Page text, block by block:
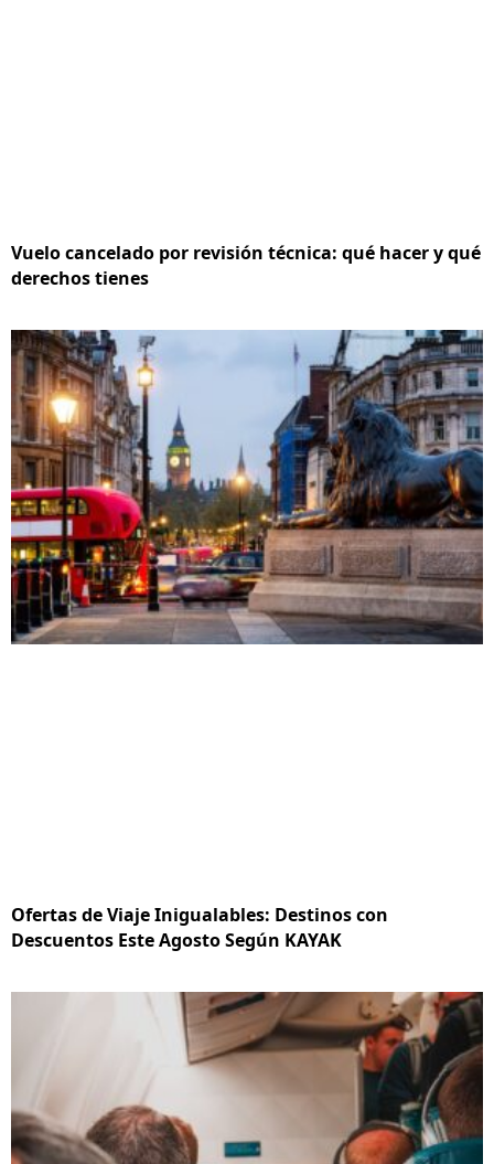
Vuelo cancelado por revisión técnica: qué hacer y qué
derechos tienes
Ofertas de Viaje Inigualables: Destinos con
Descuentos Este Agosto Según KAYAK